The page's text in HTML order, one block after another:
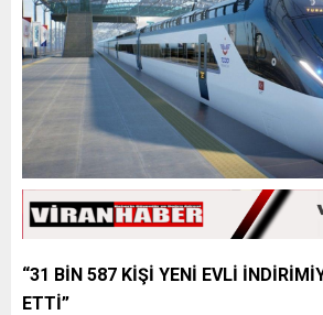
“31 BİN 587 KİŞİ YENİ EVLİ
ETTİ”